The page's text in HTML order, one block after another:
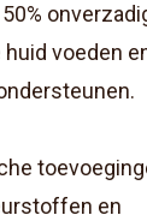
voeden
en